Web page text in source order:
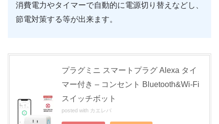
消費電力やタイマーで自動的に電源切り替えなどし、
節電対策する等が出来ます。
プラグミニ スマートプラグ Alexa タイ
マー付き – コンセント Bluetooth&Wi-Fi
スイッチボット
posted with カエレバ